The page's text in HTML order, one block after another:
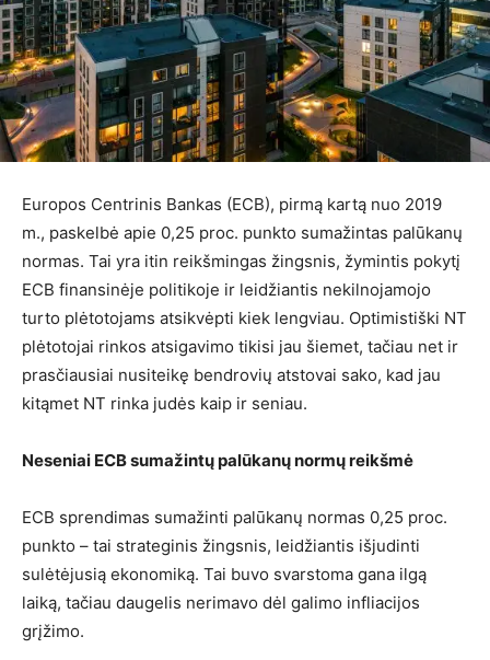
Europos Centrinis Bankas (ECB), pirmą kartą nuo 2019
m., paskelbė apie 0,25 proc. punkto sumažintas palūkanų
normas. Tai yra itin reikšmingas žingsnis, žymintis pokytį
ECB finansinėje politikoje ir leidžiantis nekilnojamojo
turto plėtotojams atsikvėpti kiek lengviau. Optimistiški NT
plėtotojai rinkos atsigavimo tikisi jau šiemet, tačiau net ir
prasčiausiai nusiteikę bendrovių atstovai sako, kad jau
kitąmet NT rinka judės kaip ir seniau.
Neseniai ECB sumažintų palūkanų normų reikšmė
ECB sprendimas sumažinti palūkanų normas 0,25 proc.
punkto – tai strateginis žingsnis, leidžiantis išjudinti
sulėtėjusią ekonomiką. Tai buvo svarstoma gana ilgą
laiką, tačiau daugelis nerimavo dėl galimo infliacijos
grįžimo.